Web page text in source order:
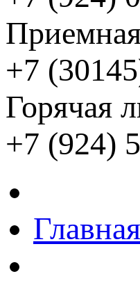
+7
Горячая
+7 (924)
Главная